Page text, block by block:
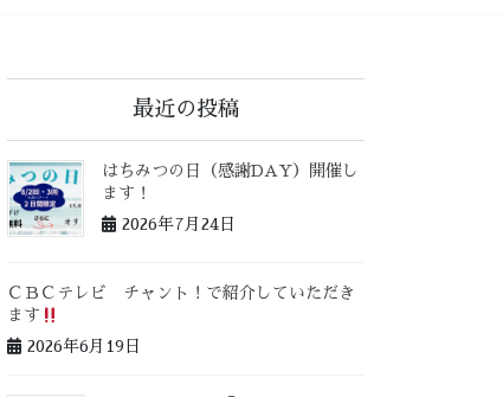
最近の投稿
はちみつの日（感謝DAY）開催し
ます！
2026年7月24日
ＣＢＣテレビ チャント！で紹介していただき
ます
2026年6月19日